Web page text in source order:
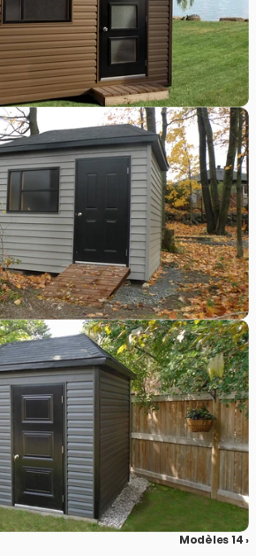
Modèles 14 ›